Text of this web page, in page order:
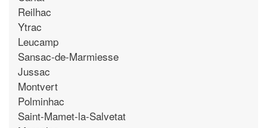
Reilhac
Ytrac
Leucamp
Sansac-de-Marmiesse
Jussac
Montvert
Polminhac
Saint-Mamet-la-Salvetat